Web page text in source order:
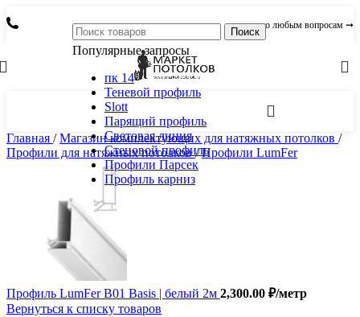
по любым вопросам ➞
Поиск
Популярные запросы
пк 14
Теневой профиль
Slott
Парящий профиль
Световая линия
Стеновой профиль
Профили Парсек
Профиль карниз
Главная / Магазин комплектующих для натяжных потолков /
Профили для натяжных потолков/ Профили LumFer
Профиль LumFer B01 Basis | белый 2м 2,300.00 ₽/метр
Вернуться к списку товаров